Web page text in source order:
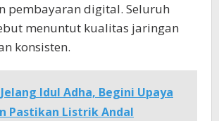
pembayaran digital. Seluruh
menuntut kualitas jaringan
konsisten.
Jelang Idul Adha, Begini Upaya
Pastikan Listrik Andal